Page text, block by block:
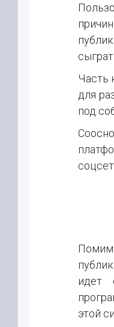
Часть
для
под
идет
этой